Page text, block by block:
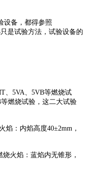
设备，都得参照
是试验方法，试验设备的
、5VA、5VB等燃烧试
燃烧试验，这二大试验
焰：内焰高度40±2mm，
火焰：蓝焰内无锥形，